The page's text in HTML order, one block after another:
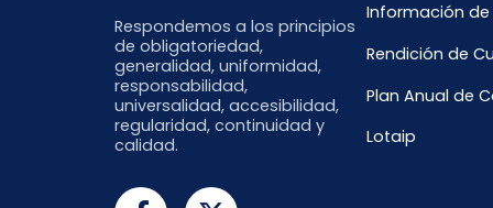
Respondemos a los principios
de obligatoriedad,
generalidad, uniformidad,
responsabilidad,
universalidad, accesibilidad,
regularidad, continuidad y
calidad.
Información de
Rendición de
Plan Anual de
Lotaip